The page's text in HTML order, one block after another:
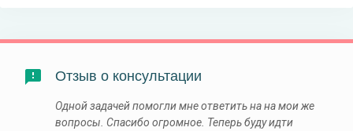
Отзыв о консультации
Одной задачей помогли мне ответить на на мои же
вопросы. Спасибо огромное. Теперь буду идти